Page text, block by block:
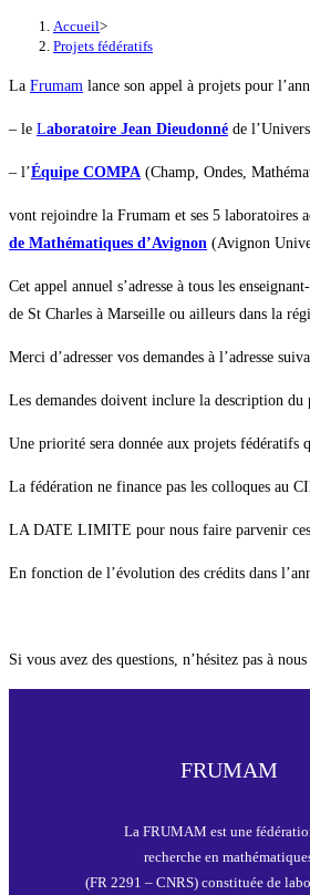
Accueil>
Projets fédératifs
La Frumam lance son appel à projets pour
– le Laboratoire Jean Dieudonné de
– l’Équipe COMPA (Champ, Ondes,
vont rejoindre la Frumam et ses 5 laboratoires
de Mathématiques d’Avignon (Avignon
Cet appel annuel s’adresse à tous les
de St Charles à Marseille ou ailleurs dans la
Merci d’adresser vos demandes à l’adresse
Les demandes doivent inclure la description
Une priorité sera donnée aux projets fédératifs
La fédération ne finance pas les colloques au
LA DATE LIMITE pour nous faire parvenir
En fonction de l’évolution des crédits dans
Si vous avez des questions, n’hésitez pas à
FRUMAM
La FRUMAM est une
recherche en
(FR 2291 – CNRS) constituée de